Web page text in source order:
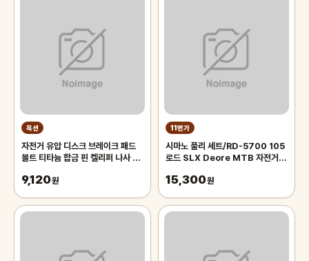
옥션
자전거 유압 디스크 브레이크 패드
볼트 티타늄 합금 핀 켈리퍼 나사 리
9,120원
11번가
시마노 풀리 세트/RD-5700 105
로드 SLX Deore MTB 자전거
M7000 호환 Y5XH98120
15,300원